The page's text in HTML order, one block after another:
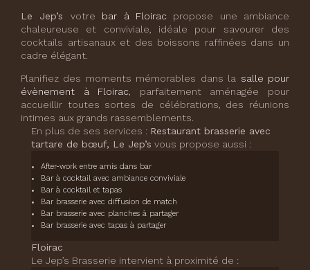
Le Jep’s votre bar à Floiracpropose une ambiance
chaleureuse et conviviale, idéale pour savourer des
cocktails artisanaux et des boissons raffinées dans un
cadre élégant.
Planifiez des moments mémorables dans la salle pour
évènement à Floirac , parfaitement aménagée pour
accueillir toutes sortes de célébrations, des réunions
intimes aux grands rassemblements.
En plus de ses services : Restaurant brasserie avec
tartare de bœuf, Le Jep’s vous propose aussi :
After-work entre amis dans bar
Bar à cocktail avec ambiance conviviale
Bar à cocktail et tapas
Bar brasserie avec diffusion de match
Bar brasserie avec planches à partager
Bar brasserie avec tapas à partager
Floirac
Le Jep’s Brasserie intervient à proximité de :